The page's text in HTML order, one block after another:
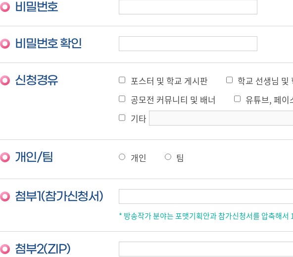
비밀번호
비밀번호 확인
신청경유 포스터 및 학교 게시판 학교 선생님 및
공모전 커뮤니티 및 배너
유튜브, 페이
기타
개인/팀 개인 팀
첨부1(참가신청서)
* 방송작가 분야는 포맷기획안과 참가신청서를 압축해서
첨부2(ZIP)